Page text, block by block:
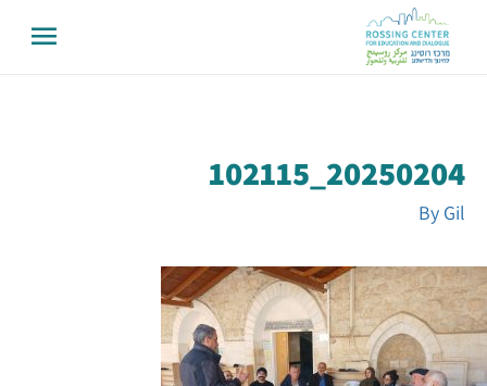
20250204_102115
By Gil